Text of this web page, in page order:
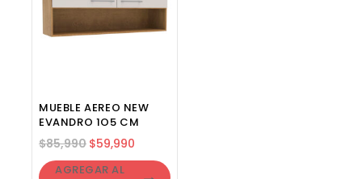
MUEBLE AEREO NEW
EVANDRO 1O5 CM
$85,990 $59,990
AGREGAR AL